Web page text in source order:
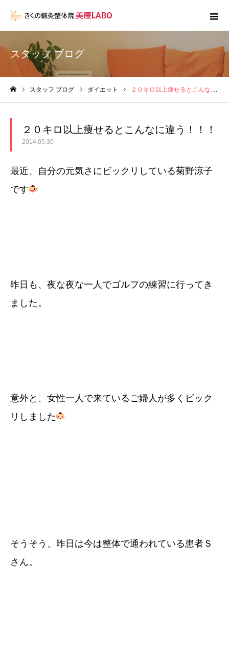
スタッフ ブログ
スタッフ ブログ ダイエット ２０キロ以上痩せるとこんなに違う！！！
２０キロ以上痩せるとこんなに違う！！！
2014.05.30
最近、自分の元気さにビックリしている菊野涼子
です
昨日も、夜な夜な一人でゴルフの練習に行ってき
ました。
意外と、女性一人で来ているご婦人が多くビック
リしました
そうそう、昨日は今は整体で通われている患者Ｓ
さん。